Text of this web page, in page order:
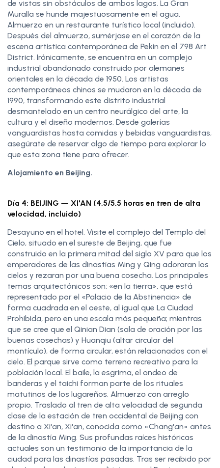
de vistas sin obstáculos de ambos lagos. La Gran
Muralla se hunde majestuosamente en el agua.
Almuerzo en un restaurante turístico local (incluido).
Después del almuerzo, sumérjase en el corazón de la
escena artística contemporánea de Pekín en el 798 Art
District. Irónicamente, se encuentra en un complejo
industrial abandonado construido por alemanes
orientales en la década de 1950. Los artistas
contemporáneos chinos se mudaron en la década de
1990, transformando este distrito industrial
desmantelado en un centro neurálgico del arte, la
cultura y el diseño modernos. Desde galerías
vanguardistas hasta comidas y bebidas vanguardistas,
asegúrate de reservar algo de tiempo para explorar lo
que esta zona tiene para ofrecer.
Alojamiento en Beijing.
Día 4: BEIJING — XI'AN (4,5/5,5 horas en tren de alta
velocidad, incluido)
Desayuno en el hotel. Visite el complejo del Templo del
Cielo, situado en el sureste de Beijing, que fue
construido en la primera mitad del siglo XV para que los
emperadores de las dinastías Ming y Qing adoraran los
cielos y rezaran por una buena cosecha. Los principales
temas arquitectónicos son: «en la tierra», que está
representado por el «Palacio de la Abstinencia» de
forma cuadrada en el oeste, al igual que La Ciudad
Prohibida, pero en una escala más pequeña; mientras
que se cree que el Qinian Dian (sala de oración por las
buenas cosechas) y Huanqiu (altar circular del
montículo), de forma circular, están relacionados con el
cielo. El parque sirve como terreno recreativo para la
población local. El baile, la esgrima, el ondeo de
banderas y el taichi forman parte de los rituales
matutinos de los lugareños. Almuerzo con arreglo
propio. Traslado al tren de alta velocidad de segunda
clase de la estación de tren occidental de Beijing con
destino a Xi'an, Xi'an, conocida como «Chang'an» antes
de la dinastía Ming. Sus profundas raíces históricas
actuales son un testimonio de la importancia de la
ciudad para las dinastías pasadas. Tras ser recibido por